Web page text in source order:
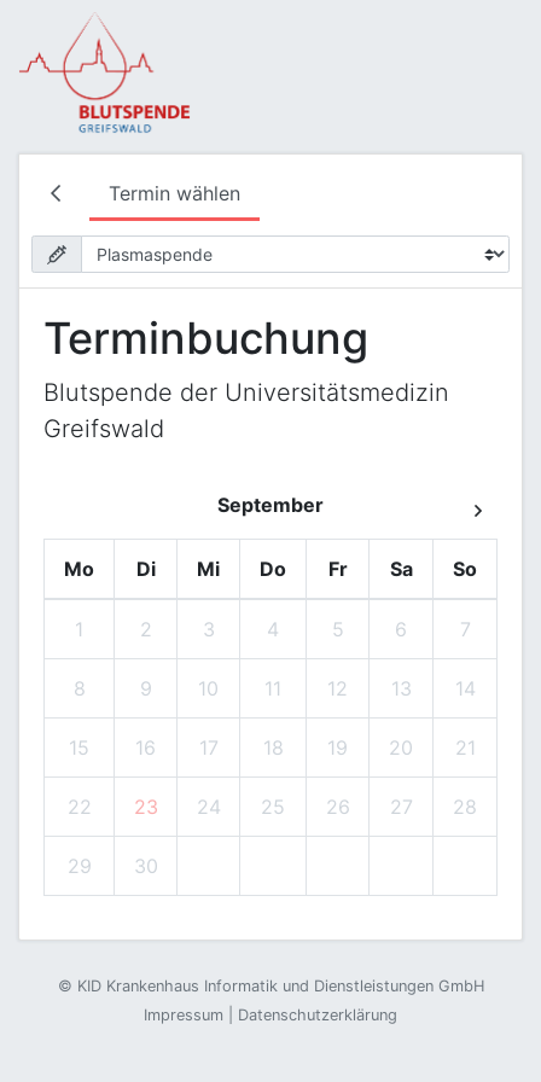
Termin wählen
Terminbuchung
Blutspende der Universitätsmedizin
Greifswald
September
Mo Di Mi Do Fr Sa So
1 2 3 4 5 6 7
8 9 10 11 12 13 14
15 16 17 18 19 20 21
22 23 24 25 26 27 28
29 30
© KID Krankenhaus Informatik und Dienstleistungen GmbH
Impressum
Datenschutzerklärung